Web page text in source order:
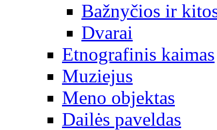
Bažnyčios ir
Dvarai
Etnografinis kaimas
Muziejus
Meno objektas
Dailės paveldas